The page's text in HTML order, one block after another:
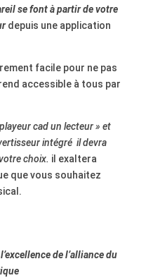
se font à partir de votre
depuis une application
facile pour ne pas
accessible à tous par
cad un lecteur » et
intégré il devra
choix. il exaltera
que vous souhaitez
de l’alliance du